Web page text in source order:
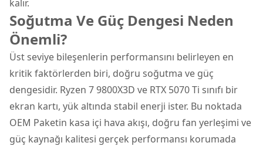
kalır.
Soğutma Ve Güç Dengesi Neden
Önemli?
Üst seviye bileşenlerin performansını belirleyen en
kritik faktörlerden biri, doğru soğutma ve güç
dengesidir. Ryzen 7 9800X3D ve RTX 5070 Ti sınıfı bir
ekran kartı, yük altında stabil enerji ister. Bu noktada
OEM Paketin kasa içi hava akışı, doğru fan yerleşimi ve
güç kaynağı kalitesi gerçek performansı korumada